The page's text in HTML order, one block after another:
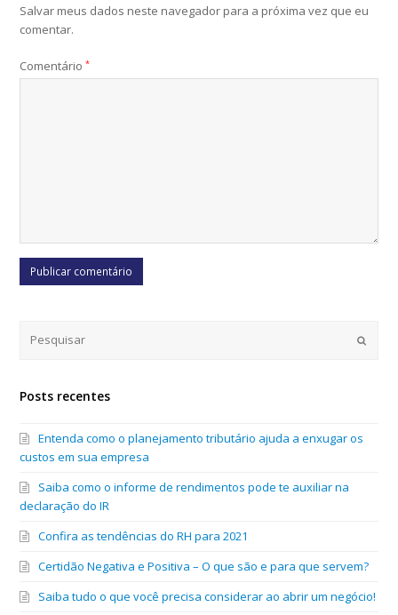
Salvar meus dados neste navegador para a próxima vez que eu
comentar.
Comentário*
Submit
Posts recentes
Entenda como o planejamento tributário ajuda a enxugar os
custos em sua empresa
Saiba como o informe de rendimentos pode te auxiliar na
declaração do IR
Confira as tendências do RH para 2021
Certidão Negativa e Positiva – O que são e para que servem?
Saiba tudo o que você precisa considerar ao abrir um negócio!